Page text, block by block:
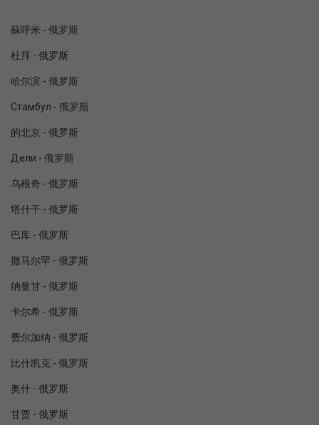
蘇呼米 - 俄罗斯
杜拜 - 俄罗斯
哈尔滨 - 俄罗斯
Стамбул - 俄罗斯
的北京 - 俄罗斯
Дели - 俄罗斯
乌根奇 - 俄罗斯
塔什干 - 俄罗斯
巴库 - 俄罗斯
撒马尔罕 - 俄罗斯
纳曼甘 - 俄罗斯
卡尔希 - 俄罗斯
费尔加纳 - 俄罗斯
比什凯克 - 俄罗斯
奥什 - 俄罗斯
甘贾 - 俄罗斯